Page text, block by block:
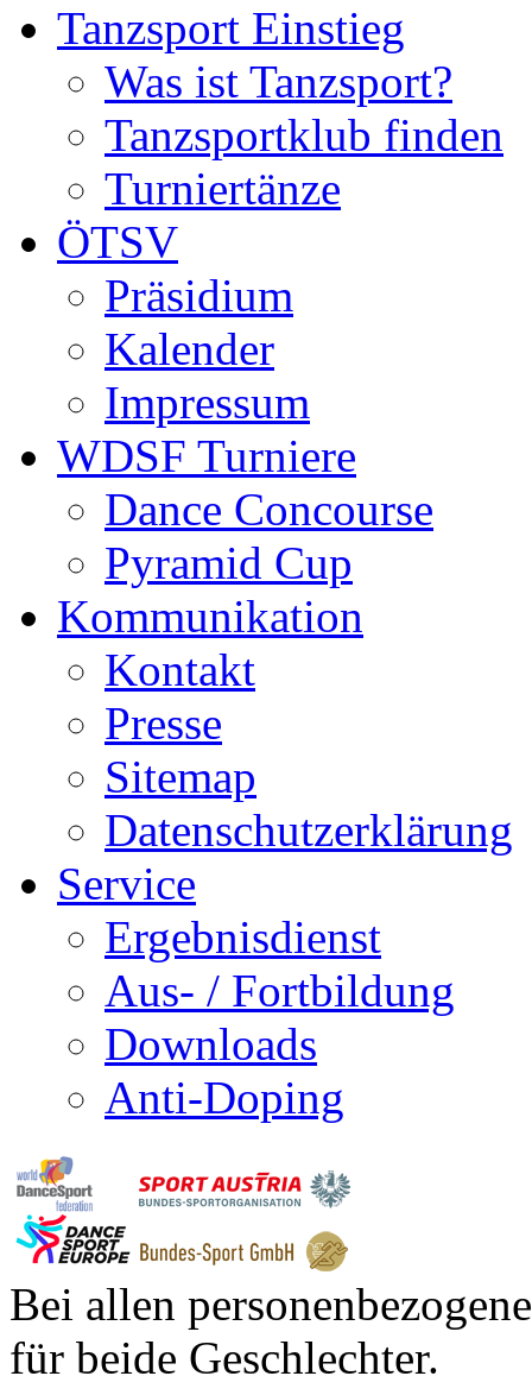
Tanzsport Einstieg
Was ist Tanzsport?
Tanzsportklub finden
Turniertänze
ÖTSV
Präsidium
Kalender
Impressum
WDSF Turniere
Dance Concourse
Pyramid Cup
Kommunikation
Kontakt
Presse
Sitemap
Datenschutzerklärung
Service
Ergebnisdienst
Aus- / Fortbildung
Downloads
Anti-Doping
Bei allen
für beide Geschlechter.